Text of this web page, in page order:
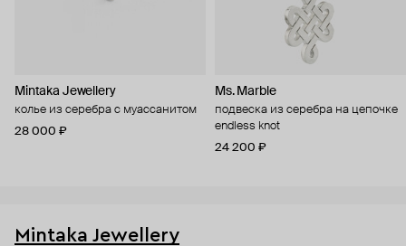
Mintaka Jewellery
колье из серебра с муассанитом
28 000 ₽
Ms. Marble
подвеска из серебра на цепочке
endless knot
24 200 ₽
Mintaka Jewellery